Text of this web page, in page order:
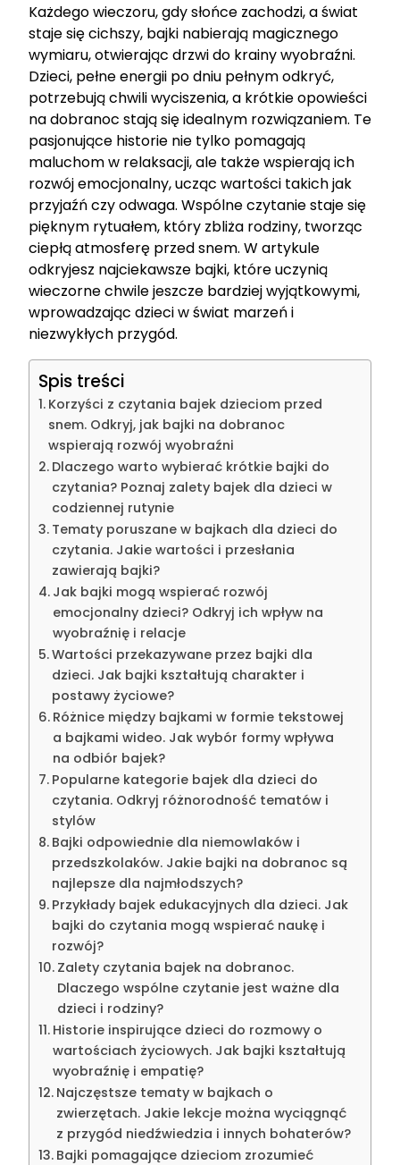
Każdego wieczoru, gdy słońce zachodzi, a świat
staje się cichszy, bajki nabierają magicznego
wymiaru, otwierając drzwi do krainy wyobraźni.
Dzieci, pełne energii po dniu pełnym odkryć,
potrzebują chwili wyciszenia, a krótkie opowieści
na dobranoc stają się idealnym rozwiązaniem. Te
pasjonujące historie nie tylko pomagają
maluchom w relaksacji, ale także wspierają ich
rozwój emocjonalny, ucząc wartości takich jak
przyjaźń czy odwaga. Wspólne czytanie staje się
pięknym rytuałem, który zbliża rodziny, tworząc
ciepłą atmosferę przed snem. W artykule
odkryjesz najciekawsze bajki, które uczynią
wieczorne chwile jeszcze bardziej wyjątkowymi,
wprowadzając dzieci w świat marzeń i
niezwykłych przygód.
Spis treści
Korzyści z czytania bajek dzieciom przed
snem. Odkryj, jak bajki na dobranoc
wspierają rozwój wyobraźni
Dlaczego warto wybierać krótkie bajki do
czytania? Poznaj zalety bajek dla dzieci w
codziennej rutynie
Tematy poruszane w bajkach dla dzieci do
czytania. Jakie wartości i przesłania
zawierają bajki?
Jak bajki mogą wspierać rozwój
emocjonalny dzieci? Odkryj ich wpływ na
wyobraźnię i relacje
Wartości przekazywane przez bajki dla
dzieci. Jak bajki kształtują charakter i
postawy życiowe?
Różnice między bajkami w formie tekstowej
a bajkami wideo. Jak wybór formy wpływa
na odbiór bajek?
Popularne kategorie bajek dla dzieci do
czytania. Odkryj różnorodność tematów i
stylów
Bajki odpowiednie dla niemowlaków i
przedszkolaków. Jakie bajki na dobranoc są
najlepsze dla najmłodszych?
Przykłady bajek edukacyjnych dla dzieci. Jak
bajki do czytania mogą wspierać naukę i
rozwój?
Zalety czytania bajek na dobranoc.
Dlaczego wspólne czytanie jest ważne dla
dzieci i rodziny?
Historie inspirujące dzieci do rozmowy o
wartościach życiowych. Jak bajki kształtują
wyobraźnię i empatię?
Najczęstsze tematy w bajkach o
zwierzętach. Jakie lekcje można wyciągnąć
z przygód niedźwiedzia i innych bohaterów?
Bajki pomagające dzieciom zrozumieć